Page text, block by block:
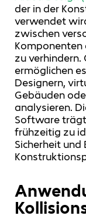
der in der
verwendet
zwischen
Komponenten
zu verhindern.
ermöglichen
Designern,
Gebäuden
analysieren.
Software
frühzeitig zu
Sicherheit